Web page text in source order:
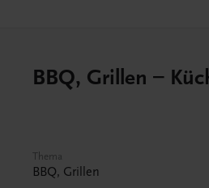
BBQ, Grillen –
Thema
BBQ, Grillen